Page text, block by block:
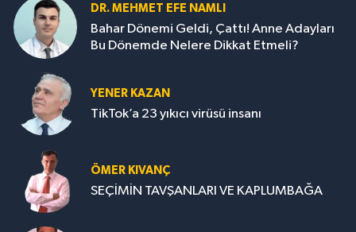
DR. MEHMET EFE NAMLI
Bahar Dönemi Geldi, Çattı! Anne Adayları
Bu Dönemde Nelere Dikkat Etmeli?
YENER KAZAN
TikTok’a 23 yıkıcı virüsü insanı
ÖMER KIVANÇ
SEÇİMİN TAVŞANLARI VE KAPLUMBAĞA